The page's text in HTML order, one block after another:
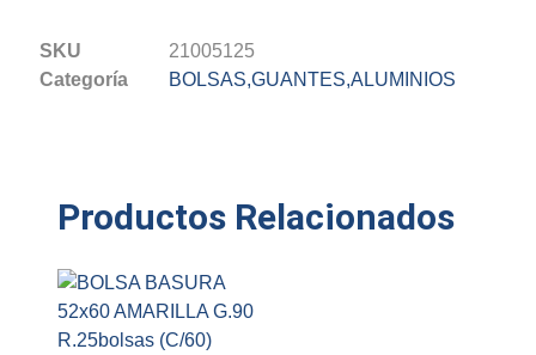
SKU
21005125
Categoría
BOLSAS,GUANTES,ALUMINIOS
Productos Relacionados